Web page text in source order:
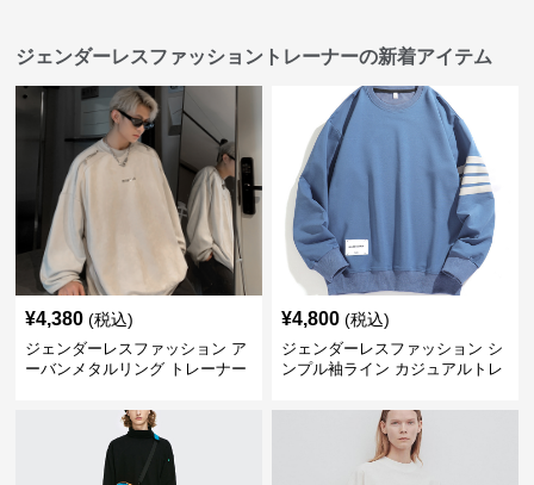
ジェンダーレスファッショントレーナーの新着アイテム
¥4,380 (税込)
ジェンダーレスファッション ア
ーバンメタルリング トレーナー
¥4,800 (税込)
ジェンダーレスファッション シ
ンプル袖ライン カジュアルトレ